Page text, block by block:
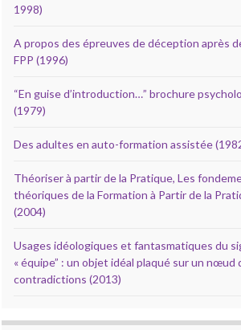
1998)
A propos des épreuves de déception après
FPP (1996)
“En guise d’introduction…” brochure
(1979)
Des adultes en auto-formation assistée
Théoriser à partir de la Pratique, Les
théoriques de la Formation à Partir de la
(2004)
Usages idéologiques et fantasmatiques du
« équipe” : un objet idéal plaqué sur un nœud
contradictions (2013)